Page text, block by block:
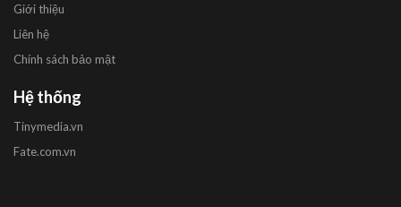
Giới thiệu
Liên hệ
Chính sách bảo mật
Hệ thống
Tinymedia.vn
Fate.com.vn